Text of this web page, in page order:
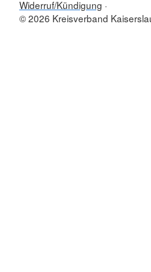
Widerruf/Kündigung
© 2026 Kreisverband